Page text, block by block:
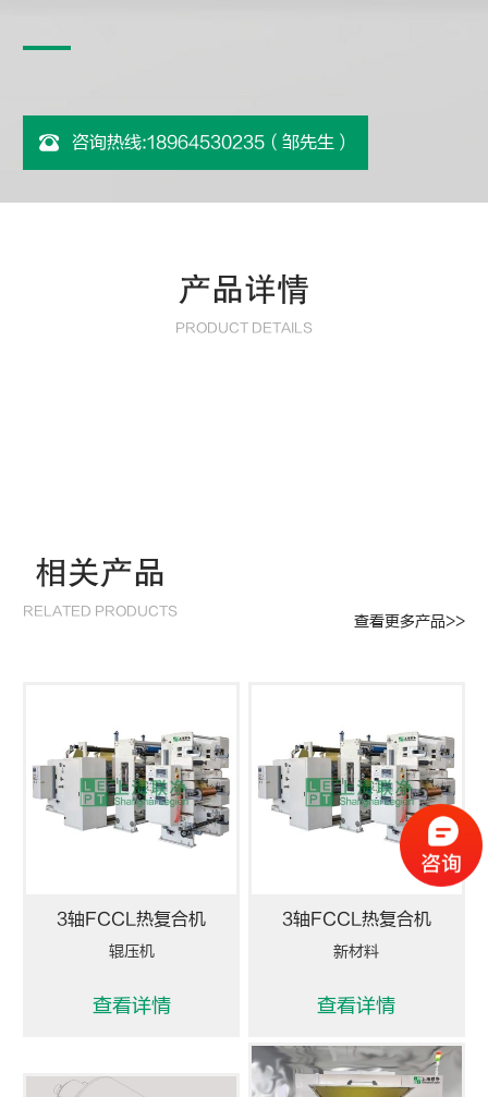
咨询热线:18964530235（邹先生）
产品详情
PRODUCT DETAILS
相关产品
RELATED PRODUCTS
查看更多产品>>
3轴FCCL热复合机
辊压机
查看详情
3轴FCCL热复合机
新材料
查看详情